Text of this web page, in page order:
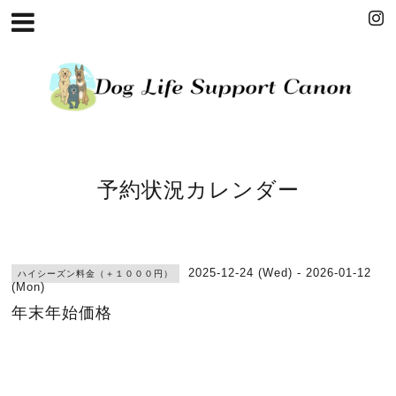
予約状況カレンダー
ハイシーズン料金（＋１０００円）
2025-12-24 (Wed) - 2026-01-12
(Mon)
年末年始価格